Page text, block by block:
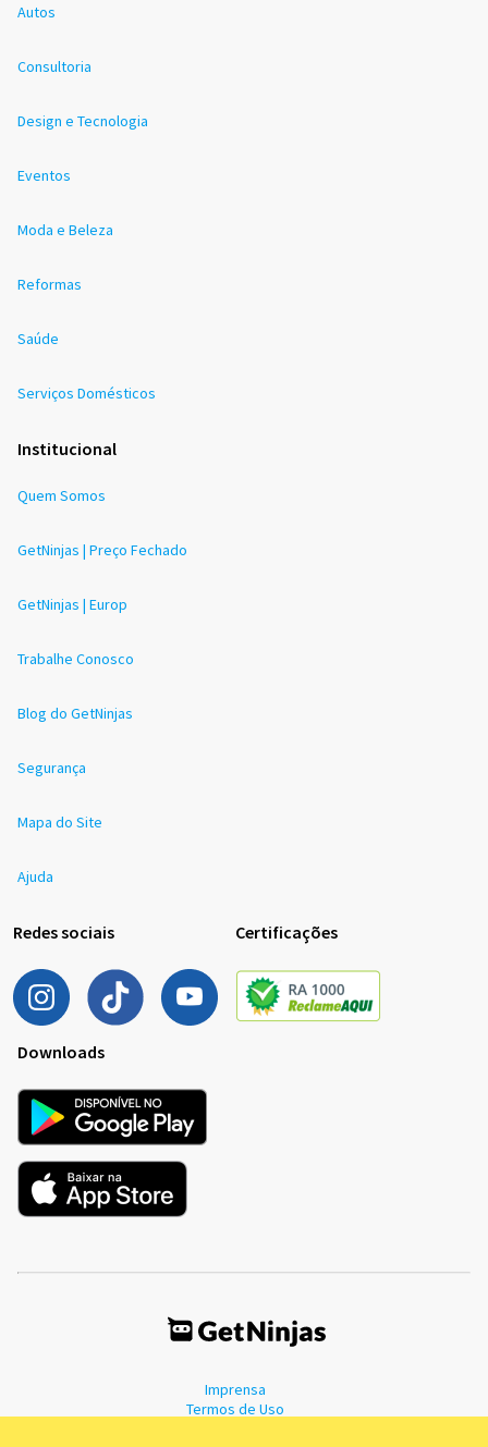
Autos
Consultoria
Design e Tecnologia
Eventos
Moda e Beleza
Reformas
Saúde
Serviços Domésticos
Institucional
Quem Somos
GetNinjas | Preço Fechado
GetNinjas | Europ
Trabalhe Conosco
Blog do GetNinjas
Segurança
Mapa do Site
Ajuda
Redes sociais Certificações
Downloads
Imprensa
Termos de Uso